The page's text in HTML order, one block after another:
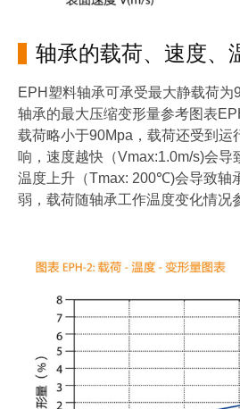
轴承的载荷、速度、
EPH塑料轴承可承受最大静载荷为
轴承的最大压缩变形量参考图表
载荷略小于90Mpa，载荷还受到运
响，速度越快（Vmax:1.0m/s)会导
温度上升（Tmax: 200℃)会导致轴
弱，载荷随轴承工作温度变化情况